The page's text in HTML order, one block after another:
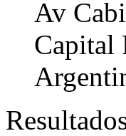
Av
Capital